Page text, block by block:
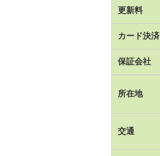
更新料
カード決済
保証会社
所在地
交通